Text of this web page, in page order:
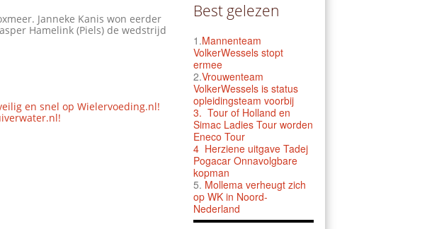
Janneke Kanis won eerder
Hamelink (Piels) de wedstrijd
en snel op Wielervoeding.nl!
Best gelezen
1.Mannenteam
VolkerWessels stopt
ermee
2.Vrouwenteam
VolkerWessels is status
opleidingsteam voorbij
3. Tour of Holland en
Simac Ladies Tour worden
Eneco Tour
4 Herziene uitgave Tadej
Pogacar Onnavolgbare
kopman
5. Mollema verheugt zich
op WK in Noord-
Nederland